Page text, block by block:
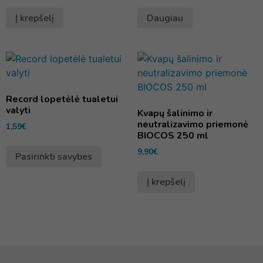
Į krepšelį Daugiau
Record lopetėlė tualetui
valyti
1,59€
Pasirinkti savybes
Kvapų šalinimo ir
neutralizavimo priemonė
BIOCOS 250 ml
9,90€
Į krepšelį